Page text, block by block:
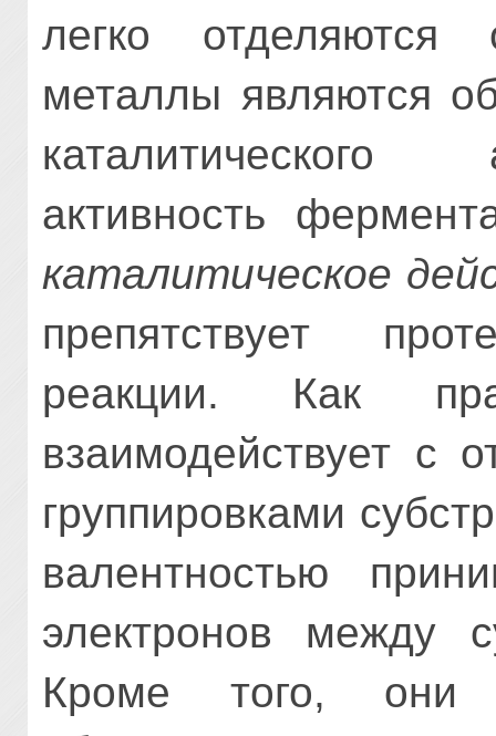
легко
металлы являются
активность
каталитическое
препятствует
реакции. Как
взаимодейству­ет с
группировками
валентностью
электронов между
Кроме того, они